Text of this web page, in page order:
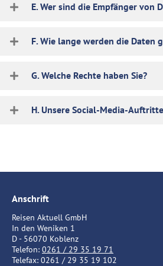
E. Wer sind die Empfänger von
F. Wie lange werden die Daten
G. Welche Rechte haben Sie?
H. Unsere Social-Media-Auftritte
Anschrift
Reisen Aktuell GmbH
In den Weniken 1
D - 56070 Koblenz
Telefon: 0261 / 29 35 19 71
Telefax: 0261 / 29 35 19 102